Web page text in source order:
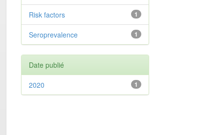
1
Risk factors
1
Seroprevalence
Date publié
1
2020